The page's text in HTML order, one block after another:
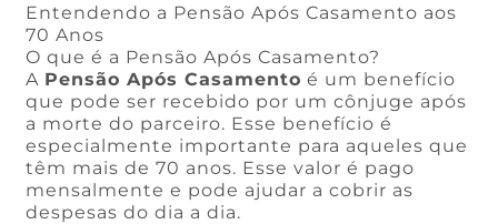
Entendendo a Pensão Após Casamento aos
70 Anos
O que é a Pensão Após Casamento?
A Pensão Após Casamento é um benefício
que pode ser recebido por um cônjuge após
a morte do parceiro. Esse benefício é
especialmente importante para aqueles que
têm mais de 70 anos. Esse valor é pago
mensalmente e pode ajudar a cobrir as
despesas do dia a dia.